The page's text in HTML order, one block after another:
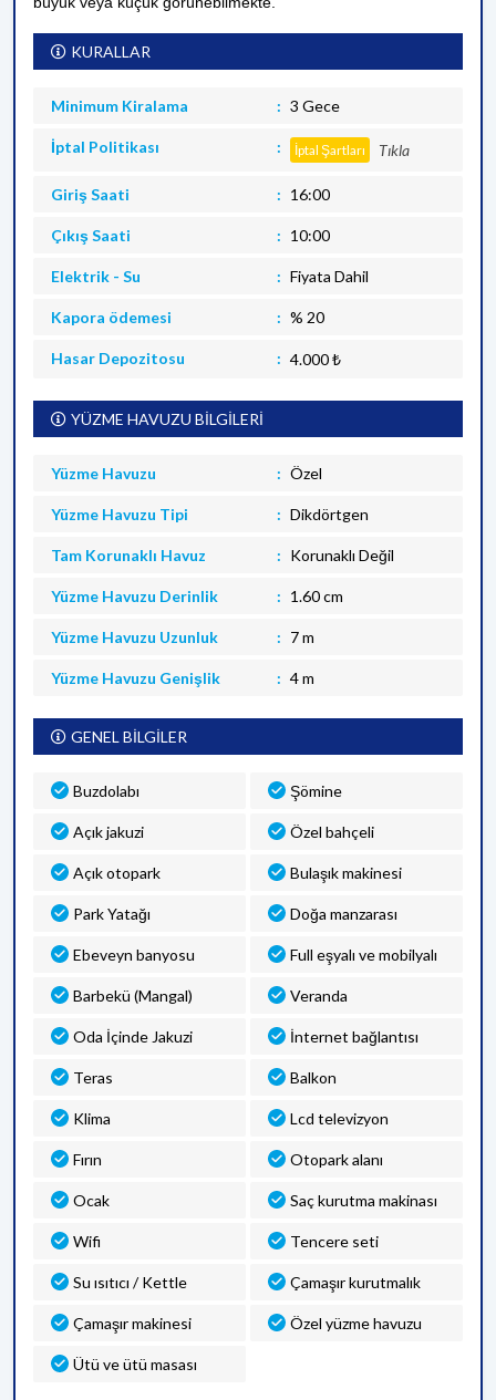
KURALLAR
Minimum Kiralama 3 Gece
İptal Politikası İptal Şartları Tıkla
Giriş Saati 16:00
Çıkış Saati 10:00
Elektrik - Su Fiyata Dahil
Kapora ödemesi % 20
Hasar Depozitosu 4.000 ₺
YÜZME HAVUZU BİLGİLERİ
Yüzme Havuzu Özel
Yüzme Havuzu Tipi Dikdörtgen
Tam Korunaklı Havuz Korunaklı Değil
Yüzme Havuzu Derinlik 1.60 cm
Yüzme Havuzu Uzunluk 7 m
Yüzme Havuzu Genişlik 4 m
GENEL BİLGİLER
Buzdolabı Şömine
Açık jakuzi Özel bahçeli
Açık otopark Bulaşık makinesi
Park Yatağı Doğa manzarası
Ebeveyn banyosu Full eşyalı ve mobilyalı
Barbekü (Mangal) Veranda
Oda İçinde Jakuzi İnternet bağlantısı
Teras Balkon
Klima Lcd televizyon
Fırın Otopark alanı
Ocak Saç kurutma makinası
Wifi Tencere seti
Su ısıtıcı / Kettle Çamaşır kurutmalık
Çamaşır makinesi Özel yüzme havuzu
Ütü ve ütü masası